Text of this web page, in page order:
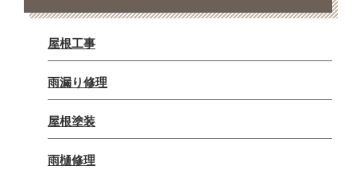
屋根工事
雨漏り修理
屋根塗装
雨樋修理